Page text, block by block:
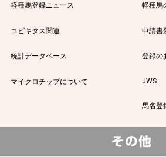
軽種馬登録ニュース 軽種馬
ユビキタス関連 申請書
統計データベース 登録の
マイクロチップについて JWS
馬名登